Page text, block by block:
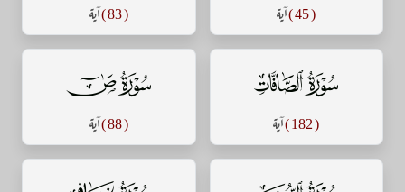
( 45 ) آية ( 83 ) آية
سورة الصافات
( 182 ) آية
سورة ص
( 88 ) آية